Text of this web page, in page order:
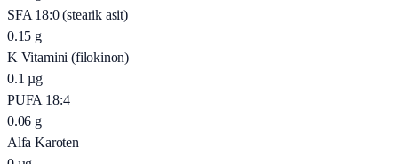
SFA 18:0 (stearik asit)
0.15 g
K Vitamini (filokinon)
0.1 µg
PUFA 18:4
0.06 g
Alfa Karoten